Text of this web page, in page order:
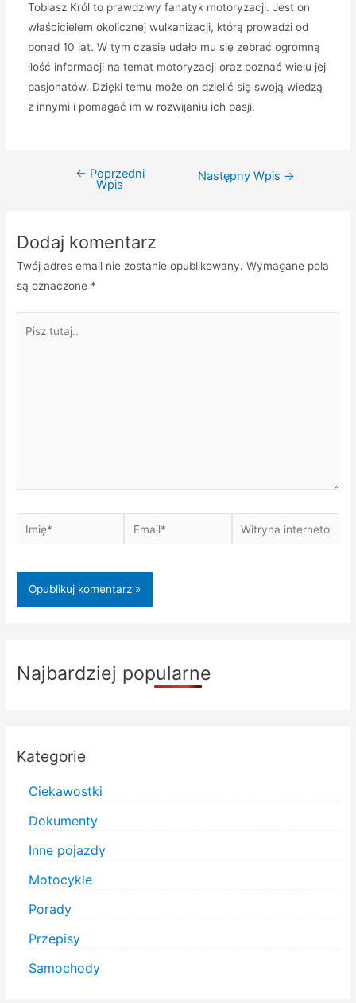
Tobiasz Król to prawdziwy fanatyk motoryzacji. Jest on
właścicielem okolicznej wulkanizacji, którą prowadzi od
ponad 10 lat. W tym czasie udało mu się zebrać ogromną
ilość informacji na temat motoryzacji oraz poznać wielu jej
pasjonatów. Dzięki temu może on dzielić się swoją wiedzą
z innymi i pomagać im w rozwijaniu ich pasji.
Nawigacja
← Poprzedni
Wpis
Następny Wpis →
Dodaj komentarz
Twój adres email nie zostanie opublikowany. Wymagane pola
są oznaczone *
Imię* Email*
Witryna
internetowa
Najbardziej popularne
Kategorie
Ciekawostki
Dokumenty
Inne pojazdy
Motocykle
Porady
Przepisy
Samochody